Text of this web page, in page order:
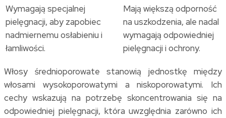
Wymagają specjalnej
pielęgnacji, aby zapobiec
nadmiernemu osłabieniu i
łamliwości.
Mają większą odporność
na uszkodzenia, ale nadal
wymagają odpowiedniej
pielęgnacji i ochrony.
Włosy średnioporowate stanowią jednostkę między
włosami wysokoporowatymi a niskoporowatymi. Ich
cechy wskazują na potrzebę skoncentrowania się na
odpowiedniej pielęgnacji, która uwzględnia zarówno ich